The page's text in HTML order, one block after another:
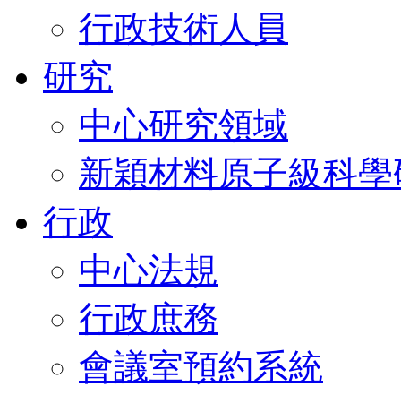
行政技術人員
研究
中心研究領域
新穎材料原子級科
行政
中心法規
行政庶務
會議室預約系統